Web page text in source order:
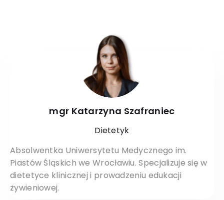
mgr Katarzyna Szafraniec
Dietetyk
Absolwentka Uniwersytetu Medycznego im.
Piastów Śląskich we Wrocławiu. Specjalizuje się w
dietetyce klinicznej i prowadzeniu edukacji
żywieniowej.